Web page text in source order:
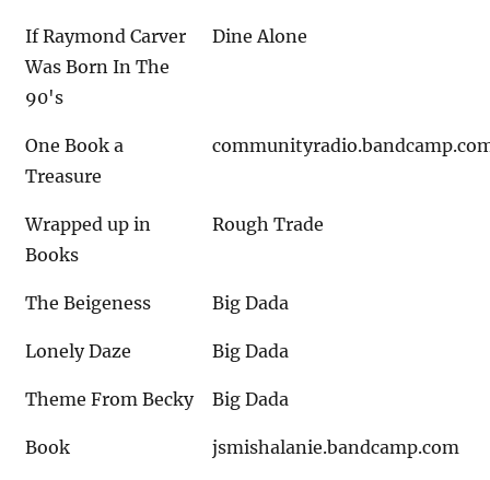
If Raymond Carver
Was Born In The
90's
Dine Alone
One Book a
Treasure
Wrapped up in
Books
Rough Trade
The Beigeness Big Dada
Lonely Daze Big Dada
Theme From Becky Big Dada
Book jsmishalanie.bandcamp.com